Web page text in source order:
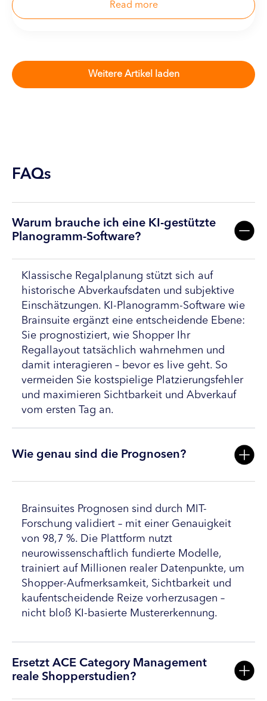
Read more
Weitere Artikel laden
FAQs
Warum brauche ich eine KI-gestützte
Planogramm-Software?
Klassische Regalplanung stützt sich auf
historische Abverkaufsdaten und subjektive
Einschätzungen. KI-Planogramm-Software wie
Brainsuite ergänzt eine entscheidende Ebene:
Sie prognostiziert, wie Shopper Ihr
Regallayout tatsächlich wahrnehmen und
damit interagieren – bevor es live geht. So
vermeiden Sie kostspielige Platzierungsfehler
und maximieren Sichtbarkeit und Abverkauf
vom ersten Tag an.
Wie genau sind die Prognosen?
Brainsuites Prognosen sind durch MIT-
Forschung validiert – mit einer Genauigkeit
von 98,7 %. Die Plattform nutzt
neurowissenschaftlich fundierte Modelle,
trainiert auf Millionen realer Datenpunkte, um
Shopper-Aufmerksamkeit, Sichtbarkeit und
kaufentscheidende Reize vorherzusagen –
nicht bloß KI-basierte Mustererkennung.
Ersetzt ACE Category Management
reale Shopperstudien?